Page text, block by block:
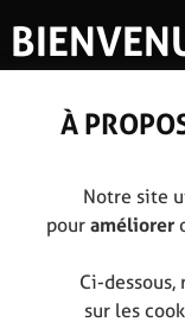
À
Notre site
pour améliorer
Ci-
sur les